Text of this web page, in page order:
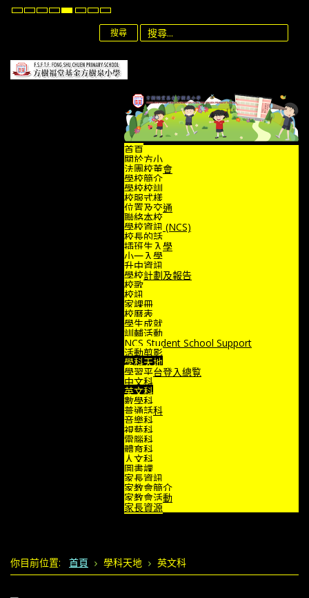
Default
NightHighHighHigh
Contrast
Set
Smaller
Set
Default
Set
Larger
Font
搜尋
首頁
關於方小
法團校董會
學校簡介
學校校訓
校服式樣
位置及交通
聯絡本校
學校資訊 (NCS)
校長的話
插班生入學
小一入學
升中資訊
學校計劃及報告
校歌
校訊
家課冊
校曆表
學生成就
訓輔活動
NCS Student School Support
活動剪影
學科天地
學習平台登入總覧
中文科
英文科
數學科
普通話科
音樂科
視藝科
電腦科
體育科
人文科
圖書課
家長資訊
家教會簡介
家教會活動
家長資源
你目前位置: 首頁 學科天地 英文科